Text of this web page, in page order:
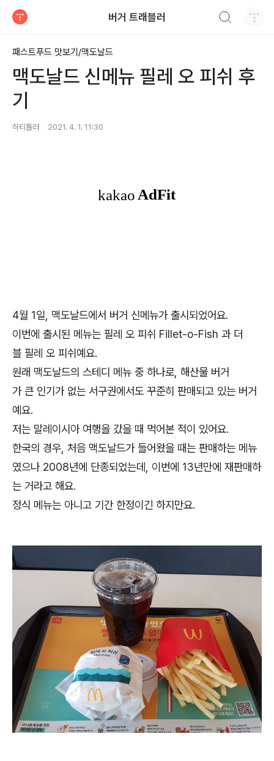
버거 트래블러
패스트푸드 맛보기/맥도날드
맥도날드 신메뉴 필레 오 피쉬 후
기
히티틀러 2021. 4. 1. 11:30
4월 1일, 맥도날드에서 버거 신메뉴가 출시되었어요.
이번에 출시된 메뉴는 필레 오 피쉬 Fillet-o-Fish 과 더
블 필레 오 피쉬예요.
원래 맥도날드의 스테디 메뉴 중 하나로, 해산물 버거
가 큰 인기가 없는 서구권에서도 꾸준히 판매되고 있는 버거
예요.
저는 말레이시아 여행을 갔을 때 먹어본 적이 있어요.
한국의 경우, 처음 맥도날드가 들어왔을 때는 판매하는 메뉴
였으나 2008년에 단종되었는데, 이번에 13년만에 재판매하
는 거라고 해요.
정식 메뉴는 아니고 기간 한정이긴 하지만요.